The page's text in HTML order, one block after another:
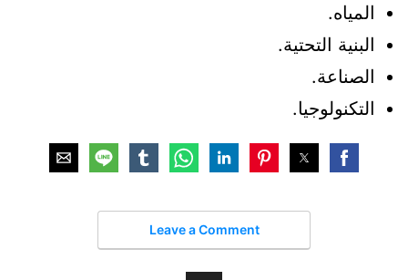
المياه.
البنية التحتية.
الصناعة.
التكنولوجيا.
Leave a Comment